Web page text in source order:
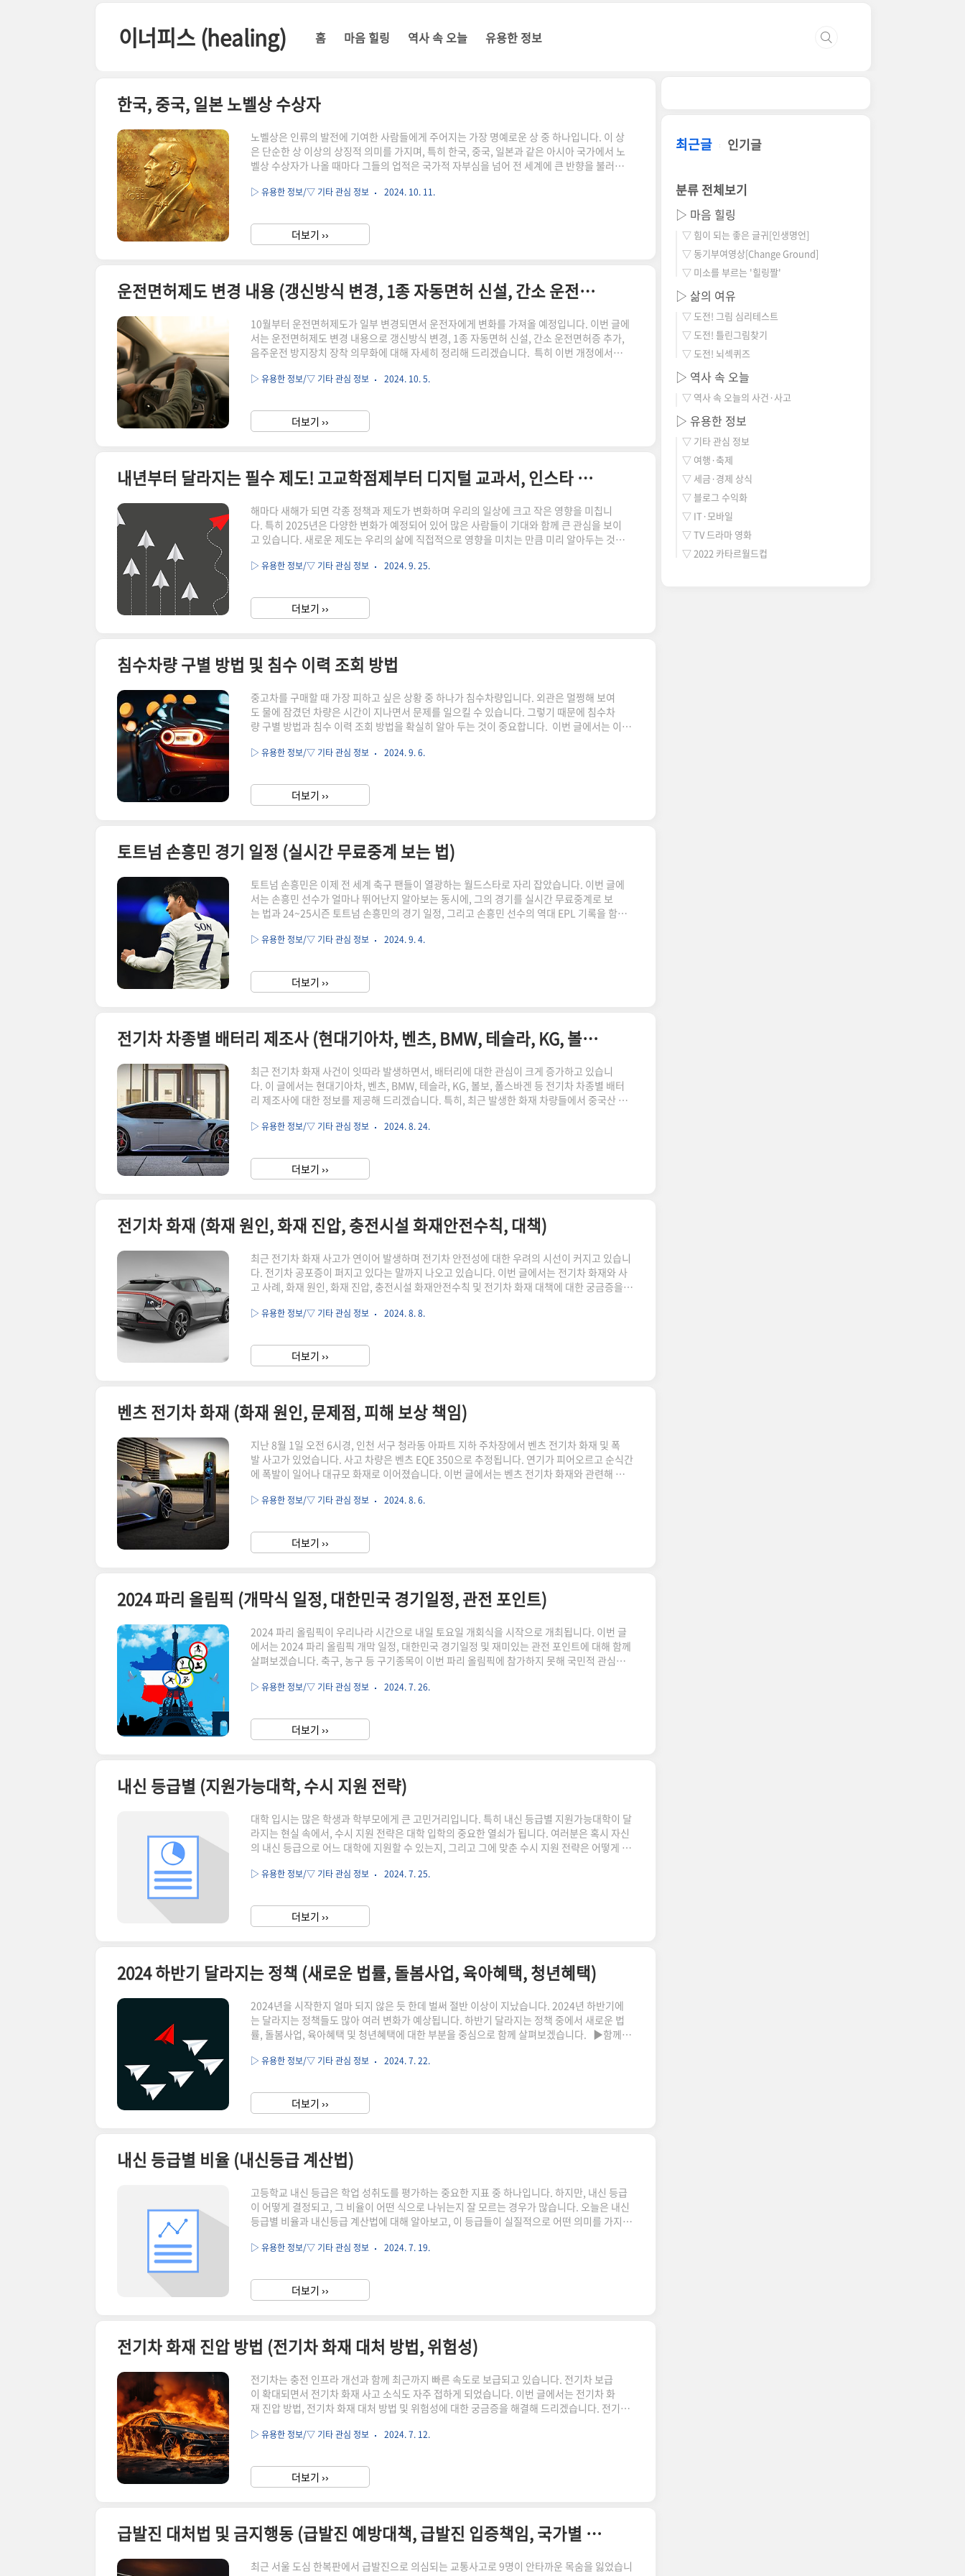
이너피스 (healing) 홈 마음 힐링 역사 속 오늘 유용한 정보
한국, 중국, 일본 노벨상 수상자
노벨상은 인류의 발전에 기여한 사람들에게 주어지는 가장 명예로운 상 중 하나입니다. 이 상
은 단순한 상 이상의 상징적 의미를 가지며, 특히 한국, 중국, 일본과 같은 아시아 국가에서 노
벨상 수상자가 나올 때마다 그들의 업적은 국가적 자부심을 넘어 전 세계에 큰 반향을 불러일으
문학 분야에서 세계적으로 인정받는 성과를 이루었습니다. 중국 역시 과학과 문학 분야에서 그
약했는지, 그들의 업적은 무엇인지 궁금하지 않으신가요? 지금부터 한국, 중국, 일본의 주요 노
벨상 수상자들과 그들의 놀라운 업적을 함께 살펴보겠습니다. ▶함께 읽..
▷ 유용한 정보/▽ 기타 관심 정보 2024. 10. 11.
더보기 ››
운전면허제도 변경 내용 (갱신방식 변경, 1종 자동면허 신설, 간소 운전면허증 추가, 음주운전 방지장치 장착)
10월부터 운전면허제도가 일부 변경되면서 운전자에게 변화를 가져올 예정입니다. 이번 글에
서는 운전면허제도 변경 내용으로 갱신방식 변경, 1종 자동면허 신설, 간소 운전면허증 추가,
음주운전 방지장치 장착 의무화에 대해 자세히 정리해 드리겠습니다. 특히 이번 개정에서
고 있습니다. 1종 자동면허 제도 신설, 간소 운전면허증이 추가되는 등 운전면허증 종류도 더욱
야 하는 규정도 포함되어 있어, 그 변화의 폭이 큽니다. 이러한 변화들은 운전자의 생활에 직접
적인 영향을 미치기 때문에 이를 미리 숙지해두면 불편함을 피할 수 있을 뿐만 아니라 혜택..
▷ 유용한 정보/▽ 기타 관심 정보 2024. 10. 5.
더보기 ››
내년부터 달라지는 필수 제도! 고교학점제부터 디지털 교과서, 인스타 청소년 계정 비공개, 주 7일 택배 배송까지 알아두세요!
해마다 새해가 되면 각종 정책과 제도가 변화하며 우리의 일상에 크고 작은 영향을 미칩니
다. 특히 2025년은 다양한 변화가 예정되어 있어 많은 사람들이 기대와 함께 큰 관심을 보이
고 있습니다. 새로운 제도는 우리의 삶에 직접적으로 영향을 미치는 만큼 미리 알아두는 것
에 어떤 변화가 일어날지 준비해보려 합니다. 고교학점제 전면 시행부터 디지털 교과서 시범
송 시스템 도입, 일본 입국심사 간소화까지 다양한 변화가 우리의 생활 속에서 어떤 방식으로
작용할지 함께 알아보도록 하겠습니다. ▶함께 읽으면 좋은 내용 미국 ..
▷ 유용한 정보/▽ 기타 관심 정보 2024. 9. 25.
더보기 ››
침수차량 구별 방법 및 침수 이력 조회 방법
중고차를 구매할 때 가장 피하고 싶은 상황 중 하나가 침수차량입니다. 외관은 멀쩡해 보여
도 물에 잠겼던 차량은 시간이 지나면서 문제를 일으킬 수 있습니다. 그렇기 때문에 침수차
량 구별 방법과 침수 이력 조회 방법을 확실히 알아 두는 것이 중요합니다. 이번 글에서는 이러
로 알아야 할 정보를 꼼꼼히 확인해 보세요. ▶함께 읽으면 좋은 내용 전기차 화재 진압 방법
지행동, 입증책임, 예방대책, 국가별 피해자 보호제도)자동차 공동명의 변경 (서류, 방법, 비용,
장단점) 침수 이력 조회 방법 중고차 구매 시 침수 이력을..
▷ 유용한 정보/▽ 기타 관심 정보 2024. 9. 6.
더보기 ››
토트넘 손흥민 경기 일정 (실시간 무료중계 보는 법)
토트넘 손흥민은 이제 전 세계 축구 팬들이 열광하는 월드스타로 자리 잡았습니다. 이번 글에
서는 손흥민 선수가 얼마나 뛰어난지 알아보는 동시에, 그의 경기를 실시간 무료중계로 보
는 법과 24~25시즌 토트넘 손흥민의 경기 일정, 그리고 손흥민 선수의 역대 EPL 기록을 함
는 팬이라면, 반드시 알아야 할 필수 정보인 무료 중계 방법과 시즌 경기 일정을 놓치지 마세
길 수 있습니다. ▶함께 읽으면 좋은 내용 굿파트너 다시보기 (무료 다시보기, 재방송 편성표,
인물관계도) 손흥민 경기 실시간 무료중계 보는 법 손흥민 선수가 출전하는 토..
▷ 유용한 정보/▽ 기타 관심 정보 2024. 9. 4.
더보기 ››
전기차 차종별 배터리 제조사 (현대기아차, 벤츠, BMW, 테슬라, KG, 볼보, 폴스바겐 등)
최근 전기차 화재 사건이 잇따라 발생하면서, 배터리에 대한 관심이 크게 증가하고 있습니
다. 이 글에서는 현대기아차, 벤츠, BMW, 테슬라, KG, 볼보, 폴스바겐 등 전기차 차종별 배터
리 제조사에 대한 정보를 제공해 드리겠습니다. 특히, 최근 발생한 화재 차량들에서 중국산 배
다. 최근 화재가 발생한 벤츠 전기차의 경우, 처음에는 세계 1위인 중국 CATL사의 배터리를 사
스 배터리가 장착된 것으로 확인되면서, 배터리 제조사 공개를 요구하는 목소리가 커졌습니
다. 이에 따라 국내외 완성차 업체들이 자사 전기차에 사용되는 배터리 제조..
▷ 유용한 정보/▽ 기타 관심 정보 2024. 8. 24.
더보기 ››
전기차 화재 (화재 원인, 화재 진압, 충전시설 화재안전수칙, 대책)
최근 전기차 화재 사고가 연이어 발생하며 전기차 안전성에 대한 우려의 시선이 커지고 있습니
다. 전기차 공포증이 퍼지고 있다는 말까지 나오고 있습니다. 이번 글에서는 전기차 화재와 사
고 사례, 화재 원인, 화재 진압, 충전시설 화재안전수칙 및 전기차 화재 대책에 대한 궁금증을
상 책임)전기차 화재 진압 방법 (전기차 화재 대처 방법, 위험성)급발진 사고 원인 및 대처방법
사고 사례부터 함께 살펴보겠습니다. ①인천 청라 아파트 지난 8월 1일 인천 서구 아파트 지
하 주차장에 있던 벤츠 전기차에서 화재가 발생했고, 8시..
▷ 유용한 정보/▽ 기타 관심 정보 2024. 8. 8.
더보기 ››
벤츠 전기차 화재 (화재 원인, 문제점, 피해 보상 책임)
지난 8월 1일 오전 6시경, 인천 서구 청라동 아파트 지하 주차장에서 벤츠 전기차 화재 및 폭
발 사고가 있었습니다. 사고 차량은 벤츠 EQE 350으로 추정됩니다. 연기가 피어오르고 순식간
에 폭발이 일어나 대규모 화재로 이어졌습니다. 이번 글에서는 벤츠 전기차 화재와 관련해 화
차 차주라면 걱정이 많으실 겁니다. 이 글을 끝까지 읽어보시면 이번 사고로 인한 문제점 체
으면 좋은 내용 급발진 사고 원인 및 대처방법 (급발진 차량 순위, 급발진 인정사례)급발진 대
처법 및 금지행동 (급발진 예방대책, 급발진 입증책임, 국가..
▷ 유용한 정보/▽ 기타 관심 정보 2024. 8. 6.
더보기 ››
2024 파리 올림픽 (개막식 일정, 대한민국 경기일정, 관전 포인트)
2024 파리 올림픽이 우리나라 시간으로 내일 토요일 개회식을 시작으로 개최됩니다. 이번 글
에서는 2024 파리 올림픽 개막 일정, 대한민국 경기일정 및 재미있는 관전 포인트에 대해 함께
살펴보겠습니다. 축구, 농구 등 구기종목이 이번 파리 올림픽에 참가하지 못해 국민적 관심이
수들의 경기일정, 관전 포인트 등 알아두면 좋은 내용들을 정리해 드리겠습니다. ▶함께 읽으
다시 원전 (원전 관련주, 대장주, 원전 관련주 상승이유) 2024 파리 올림픽 개막식 일정
2024 파리 올림픽 개막식 일정부터 살펴보면 우리나라 ..
▷ 유용한 정보/▽ 기타 관심 정보 2024. 7. 26.
더보기 ››
내신 등급별 (지원가능대학, 수시 지원 전략)
대학 입시는 많은 학생과 학부모에게 큰 고민거리입니다. 특히 내신 등급별 지원가능대학이 달
라지는 현실 속에서, 수시 지원 전략은 대학 입학의 중요한 열쇠가 됩니다. 여러분은 혹시 자신
의 내신 등급으로 어느 대학에 지원할 수 있는지, 그리고 그에 맞춘 수시 지원 전략은 어떻게 세
하고, 각 내신 등급별로 효과적인 수시 지원 전략을 제시해드릴 예정입니다. 이 글을 통해 여러
되셨다면, 함께 시작해볼까요? ▶함께 읽으면 좋은 내용 내신 등급별 비율 (내신등급 계산법)
대학 등록금 순위, "사립 vs 국공립 대학 등록금 격차 너무 커"..
▷ 유용한 정보/▽ 기타 관심 정보 2024. 7. 25.
더보기 ››
2024 하반기 달라지는 정책 (새로운 법률, 돌봄사업, 육아혜택, 청년혜택)
2024년을 시작한지 얼마 되지 않은 듯 한데 벌써 절반 이상이 지났습니다. 2024년 하반기에
는 달라지는 정책들도 많아 여러 변화가 예상됩니다. 하반기 달라지는 정책 중에서 새로운 법
률, 돌봄사업, 육아혜택 및 청년혜택에 대한 부분을 중심으로 함께 살펴보겠습니다. ▶함께 읽
(장점, 핵심 투자 포인트, 관련상품)ISA 계좌 (장점, 납입한도, 비과세 혜택) 하반기 달라지는
로 한 가지씩 정리해 보면 아래와 같습니다. ①가상자산 이용자 보호법 7월 19일부터 가상자
산 이용자 보호법이 시행됩니다. 이제 가상자산 거래소들은..
▷ 유용한 정보/▽ 기타 관심 정보 2024. 7. 22.
더보기 ››
내신 등급별 비율 (내신등급 계산법)
고등학교 내신 등급은 학업 성취도를 평가하는 중요한 지표 중 하나입니다. 하지만, 내신 등급
이 어떻게 결정되고, 그 비율이 어떤 식으로 나뉘는지 잘 모르는 경우가 많습니다. 오늘은 내신
등급별 비율과 내신등급 계산법에 대해 알아보고, 이 등급들이 실질적으로 어떤 의미를 가지는
집 (전형방법, 지원가능횟수)대학 수시 정시 모집요강, '대학별 입시요강 상세 분석'대학 등록
률 TOP 20 학과는?'수능 수험생 컨디션 관리법 BEST 4, '복통 두통 대비하기?!' 내신 등급별
비율 먼저 고등학교 내신 등급별 비율에 대해 ..
▷ 유용한 정보/▽ 기타 관심 정보 2024. 7. 19.
더보기 ››
전기차 화재 진압 방법 (전기차 화재 대처 방법, 위험성)
전기차는 충전 인프라 개선과 함께 최근까지 빠른 속도로 보급되고 있습니다. 전기차 보급
이 확대되면서 전기차 화재 사고 소식도 자주 접하게 되었습니다. 이번 글에서는 전기차 화
재 진압 방법, 전기차 화재 대처 방법 및 위험성에 대한 궁금증을 해결해 드리겠습니다. 전기
실 필요가 있습니다. 특히, 지하주차장, 선박 등 화재 취약공간에서 화재 시 큰 인명 피해로 이
차 화재 위험성 및 위험요소, 내연자동차와 전기차의 화재 진압 소요자원 비교 등에 관한 정보
를 확인해 보실 수 있겠습니다. ▶함께 읽으면 좋은 내용 급발진 사고 ..
▷ 유용한 정보/▽ 기타 관심 정보 2024. 7. 12.
더보기 ››
급발진 대처법 및 금지행동 (급발진 예방대책, 급발진 입증책임, 국가별 급발진 피해자 보호제도)
최근 서울 도심 한복판에서 급발진으로 의심되는 교통사고로 9명이 안타까운 목숨을 잃었습니
최근글 인기글
분류 전체보기
▷ 마음 힐링
▽ 힘이 되는 좋은 글귀[인생명언]
▽ 동기부여영상[Change Ground]
▽ 미소를 부르는 '힐링짤'
▷ 삶의 여유
▽ 도전! 그림 심리테스트
▽ 도전! 틀린그림찾기
▽ 도전! 뇌섹퀴즈
▷ 역사 속 오늘
▽ 역사 속 오늘의 사건·사고
▷ 유용한 정보
▽ 기타 관심 정보
▽ 여행·축제
▽ 세금·경제 상식
▽ 블로그 수익화
▽ IT·모바일
▽ TV 드라마 영화
▽ 2022 카타르월드컵